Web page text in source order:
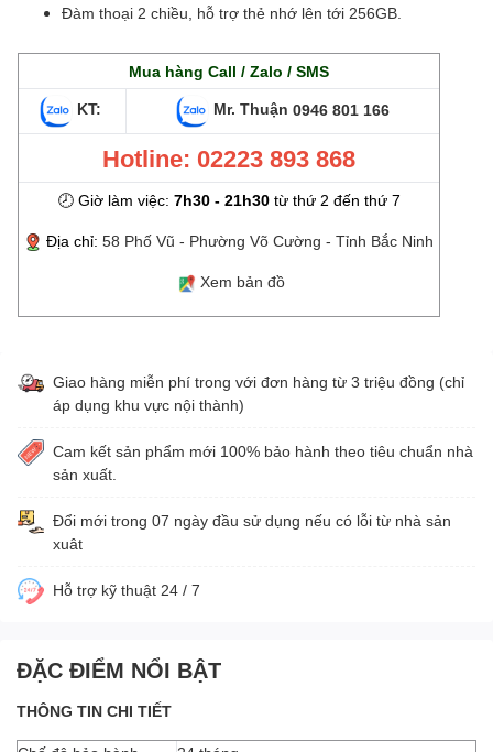
Đàm thoại 2 chiều, hỗ trợ thẻ nhớ lên tới 256GB.
Mua hàng Call / Zalo / SMS
KT: Mr. Thuận 0946 801 166
Hotline: 02223 893 868
🕗 Giờ làm việc: 7h30 - 21h30từ thứ 2 đến thứ 7
Địa chỉ: 58 Phố Vũ - Phường Võ Cường - Tỉnh Bắc Ninh
Xem bản đồ
Giao hàng miễn phí trong với đơn hàng từ 3 triệu đồng (chỉ
áp dụng khu vực nội thành)
Cam kết sản phẩm mới 100% bảo hành theo tiêu chuẩn nhà
sản xuất.
Đổi mới trong 07 ngày đầu sử dụng nếu có lỗi từ nhà sản
xuât
Hỗ trợ kỹ thuật 24 / 7
ĐẶC ĐIỂM NỔI BẬT
THÔNG TIN CHI TIẾT